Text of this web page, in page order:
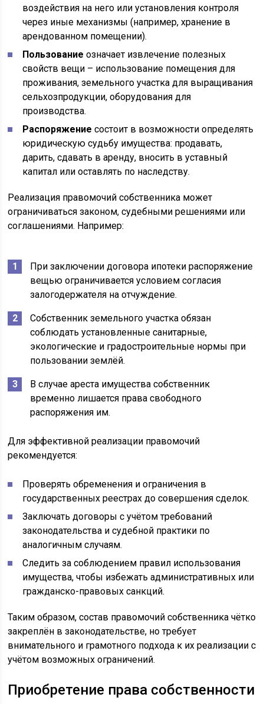
воздействия на него или установления контроля
через иные механизмы (например, хранение в
арендованном помещении).
Пользование означает извлечение полезных
свойств вещи – использование помещения для
проживания, земельного участка для выращивания
сельхозпродукции, оборудования для
производства.
Распоряжение состоит в возможности определять
юридическую судьбу имущества: продавать,
дарить, сдавать в аренду, вносить в уставный
капитал или оставлять по наследству.
Реализация правомочий собственника может
ограничиваться законом, судебными решениями или
соглашениями. Например:
При заключении договора ипотеки распоряжение
вещью ограничивается условием согласия
залогодержателя на отчуждение.
Собственник земельного участка обязан
соблюдать установленные санитарные,
экологические и градостроительные нормы при
пользовании землёй.
В случае ареста имущества собственник
временно лишается права свободного
распоряжения им.
Для эффективной реализации правомочий
рекомендуется:
Проверять обременения и ограничения в
государственных реестрах до совершения сделок.
Заключать договоры с учётом требований
законодательства и судебной практики по
аналогичным случаям.
Следить за соблюдением правил использования
имущества, чтобы избежать административных или
гражданско-правовых санкций.
Таким образом, состав правомочий собственника чётко
закреплён в законодательстве, но требует
внимательного и грамотного подхода к их реализации с
учётом возможных ограничений.
Приобретение права собственности